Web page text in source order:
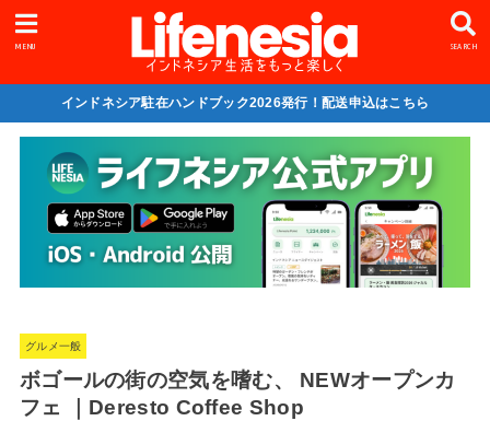
SEARCH
MENU
インドネシア駐在ハンドブック2026発行！配送申込はこちら
グルメ一般
ボゴールの街の空気を嗜む、 NEWオープンカ
フェ ｜Deresto Coffee Shop